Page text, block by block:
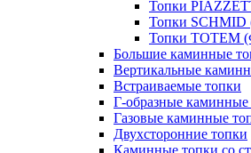
Топки
Топки SCHMID
Топки TOTEM
Большие каминные
Вертикальные
Встраиваемые топки
Г-образные каминные
Газовые каминные
Двухсторонние топки
Каминные топки со